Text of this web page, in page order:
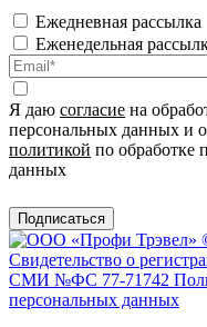
Ежедневная рассылка
Еженедельная
Я даю согласие на
персональных данных и
политикой по обработке
данных
Подписаться
Свидетельство о
СМИ №ФС 77-71742
персональных данных